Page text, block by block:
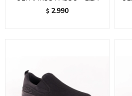
$ 2.990